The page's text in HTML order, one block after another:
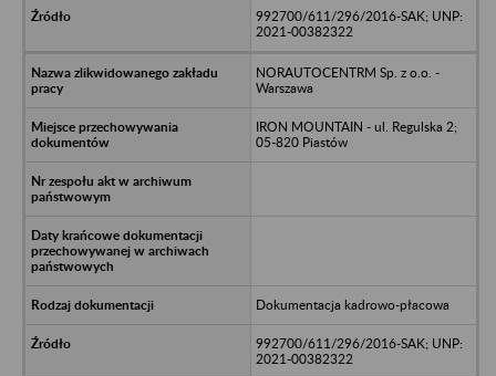
992700/611/296/2016-SAK; UNP:
2021-00382322
NORAUTOCENTRM Sp. z o.o. -
Warszawa
IRON MOUNTAIN - ul. Regulska 2;
05-820 Piastów
Dokumentacja kadrowo-płacowa
992700/611/296/2016-SAK; UNP:
2021-00382322